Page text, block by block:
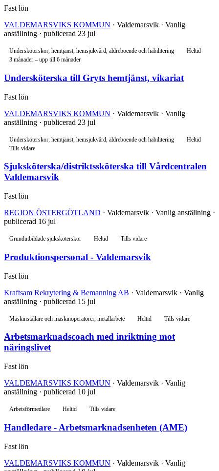
Fast lön
VALDEMARSVIKS KOMMUN · Valdemarsvik · Vanlig
anställning · publicerad 23 jul
Undersköterskor, hemtjänst, hemsjukvård, äldreboende och habilitering
Heltid
3 månader – upp till 6 månader
Undersköterska till Gryts hemtjänst, vikariat
Fast lön
VALDEMARSVIKS KOMMUN · Valdemarsvik · Vanlig
anställning · publicerad 23 jul
Undersköterskor, hemtjänst, hemsjukvård, äldreboende och habilitering
Heltid
Tills vidare
Sjuksköterska/distriktssköterska till Vårdcentralen
Valdemarsvik
Fast lön
REGION ÖSTERGÖTLAND · Valdemarsvik · Vanlig anställning ·
publicerad 16 jul
Grundutbildade sjuksköterskor Heltid Tills vidare
Produktionspersonal - Valdemarsvik
Fast lön
Kraftsam Rekrytering & Bemanning AB · Valdemarsvik · Vanlig
anställning · publicerad 15 jul
Maskinställare och maskinoperatörer, metallarbete Heltid Tills vidare
Arbetsmarknadscoach med inriktning mot
näringslivet
Fast lön
VALDEMARSVIKS KOMMUN · Valdemarsvik · Vanlig
anställning · publicerad 10 jul
Arbetsförmedlare Heltid Tills vidare
Handledare - Arbetsmarknadsenheten (AME)
Fast lön
VALDEMARSVIKS KOMMUN · Valdemarsvik · Vanlig